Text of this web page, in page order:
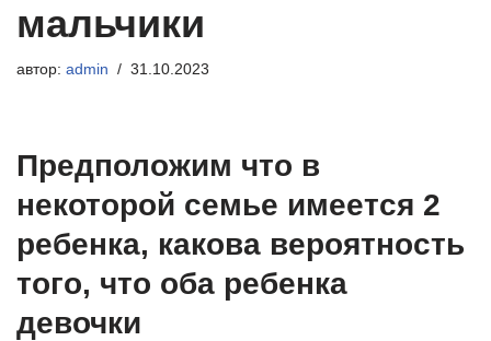
мальчики
автор: admin 31.10.2023
Предположим что в
некоторой семье имеется 2
ребенка, какова вероятность
того, что оба ребенка
девочки